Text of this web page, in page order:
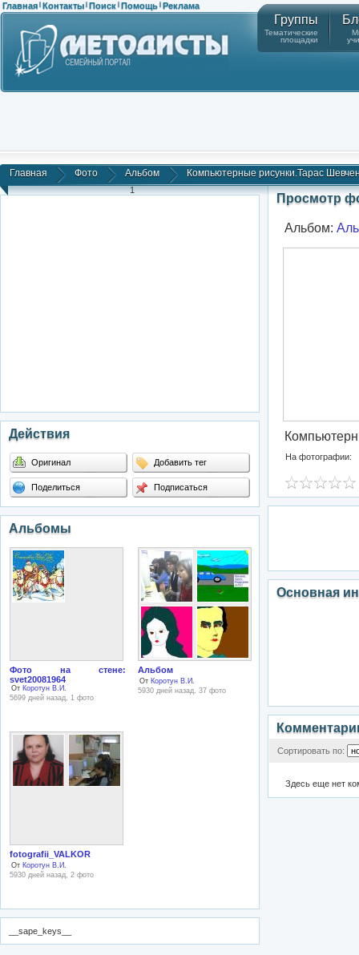
Главная | Контакты | Поиск | Помощь | Реклама
Группы
Тематические
площадки
Главная Фото Альбом Компьютерные рисунки.Тарас
1
Действия
Оригинал Добавить тег
Поделиться Подписаться
Альбомы
Фото на стене:
svet20081964
От Коротун В.И.
5699 дней назад, 1 фото
Альбом
От Коротун В.И.
5930 дней назад, 37 фото
fotografii_VALKOR
От Коротун В.И.
5930 дней назад, 2 фото
__sape_keys__
Просмотр
Альбом:
На фотографии:
Основная
Сортировать по:
Здесь еще нет